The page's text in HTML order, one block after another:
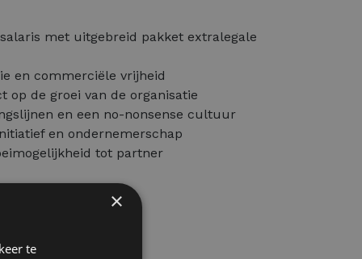
met uitgebreid pakket extralegale
en commerciële vrijheid
op de groei van de organisatie
en een no-nonsense cultuur
en ondernemerschap
tot partner
×
te